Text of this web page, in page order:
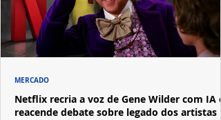
Netflix recria a voz de Gene Wilder com IA e
reacende debate sobre legado dos artistas
MERCADO